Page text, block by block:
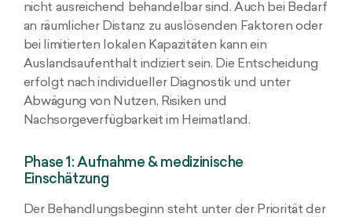
nicht ausreichend behandelbar sind. Auch bei Bedarf
an räumlicher Distanz zu auslösenden Faktoren oder
bei limitierten lokalen Kapazitäten kann ein
Auslandsaufenthalt indiziert sein. Die Entscheidung
erfolgt nach individueller Diagnostik und unter
Abwägung von Nutzen, Risiken und
Nachsorgeverfügbarkeit im Heimatland.
Phase 1: Aufnahme & medizinische
Einschätzung
Der Behandlungsbeginn steht unter der Priorität der